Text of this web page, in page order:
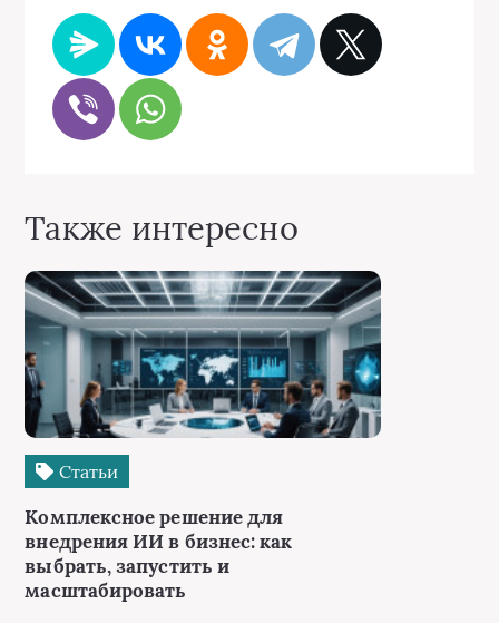
Также интересно
Статьи
Комплексное решение для
внедрения ИИ в бизнес: как
выбрать, запустить и
масштабировать